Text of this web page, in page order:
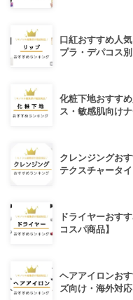
口紅おすすめ人
プラ・デパコス別
化粧下地おすす
ス・敏感肌向け
クレンジングお
テクスチャータ
ドライヤーおす
コスパ商品】
ヘアアイロンお
ズ向け・海外対